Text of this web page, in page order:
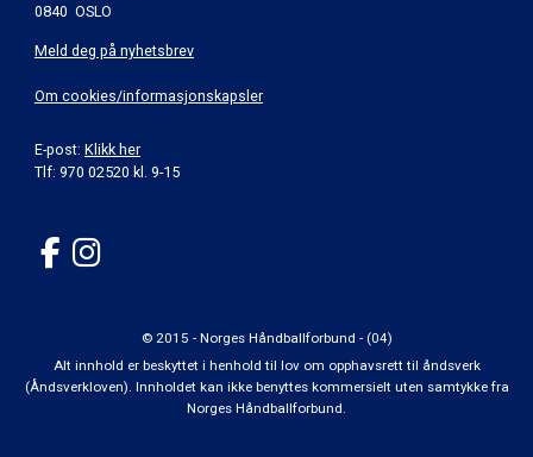
0840 OSLO
Meld deg på nyhetsbrev
Om cookies/informasjonskapsler
E-post: Klikk her
Tlf: 970 02520 kl. 9-15
© 2015 - Norges Håndballforbund - (04)
Alt innhold er beskyttet i henhold til lov om opphavsrett til åndsverk
(Åndsverkloven). Innholdet kan ikke benyttes kommersielt uten samtykke fra
Norges Håndballforbund.